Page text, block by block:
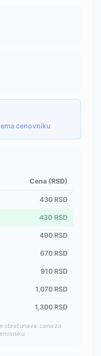
cenovniku
Cena (RSD)
430 RSD
430 RSD
490 RSD
670 RSD
910 RSD
1,070 RSD
1,300 RSD
obračunava: cena za